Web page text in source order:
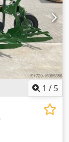
1 / 5